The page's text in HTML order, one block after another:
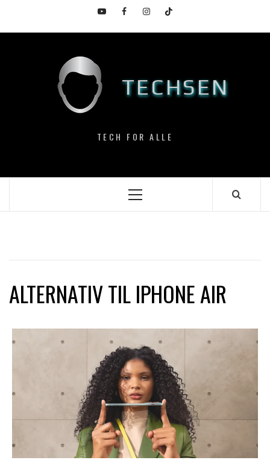
content
YouTubeFacebookInstagramTikTok
TECHSEN
TECH FOR ALLE
Primary
ALTERNATIV TIL IPHONE AIR